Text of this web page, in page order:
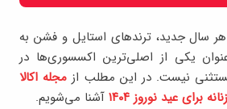
سال جدید، ترندهای استایل و فشن به
یکی از اصلی‌ترین اکسسوری‌ها در
نیست. در این مطلب از مجله اکالا
برای عید نوروز ۱۴۰۴ آشنا می‌شویم.